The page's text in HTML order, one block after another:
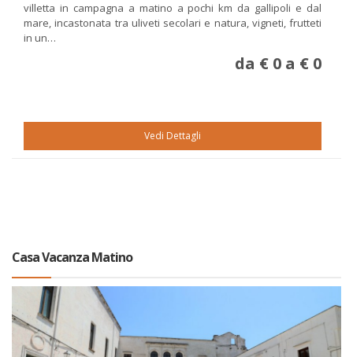
villetta in campagna a matino a pochi km da gallipoli e dal
mare, incastonata tra uliveti secolari e natura, vigneti, frutteti
in un…
da € 0 a € 0
Vedi Dettagli
Casa Vacanza Matino